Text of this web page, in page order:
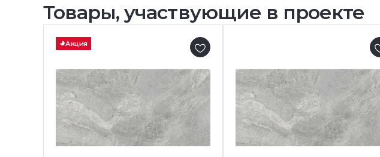
Товары, участвующие в проекте
Акция